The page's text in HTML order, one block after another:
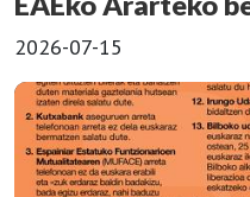
2026-07-15